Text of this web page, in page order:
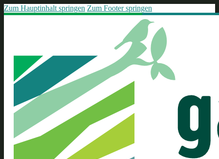
Zum Hauptinhalt springen Zum Footer springen